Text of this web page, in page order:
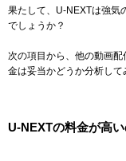
果たして、U-NEXTは強気
でしょうか？
次の項目から、他の動画
金は妥当かどうか分析して
U-NEXTの料金が高